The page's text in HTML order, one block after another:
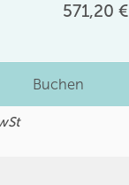
571,20 €
Buchen